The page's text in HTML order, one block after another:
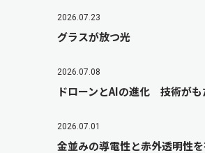
2026.07.23
グラスが放つ光
2026.07.08
ドローンとAIの進化 技術がも
2026.07.01
金並みの導電性と赤外透明性